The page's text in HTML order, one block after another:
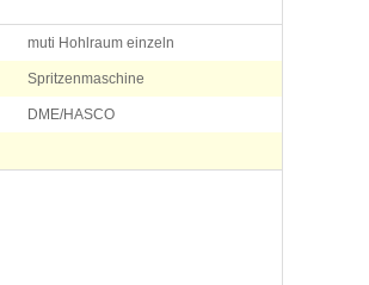
muti Hohlraum einzeln
Spritzenmaschine
DME/HASCO